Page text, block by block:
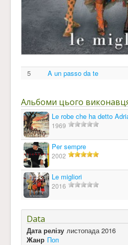
5 A un passo da te
Альбоми цього
Le robe che ha detto
1969
Per sempre
2002
Le migliori
2016
Data
Дата релізу листопада 2016
Жанр Поп